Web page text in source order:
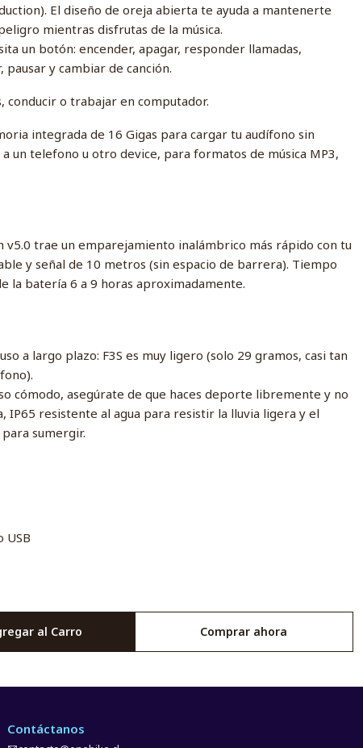
El diseño de oreja abierta te ayuda a mantenerte
mientras disfrutas de la música.
un botón: encender, apagar, responder llamadas,
y cambiar de canción.
o trabajar en computador.
integrada de 16 Gigas para cargar tu audífono sin
un telefono u otro device, para formatos de música MP3,
v5.0 trae un emparejamiento inalámbrico más rápido con tu
y señal de 10 metros (sin espacio de barrera). Tiempo
la batería 6 a 9 horas aproximadamente.
a largo plazo: F3S es muy ligero (solo 29 gramos, casi tan
cómodo, asegúrate de que haces deporte libremente y no
IP65 resistente al agua para resistir la lluvia ligera y el
sumergir.
USB
al Carro Comprar ahora
Contáctanos